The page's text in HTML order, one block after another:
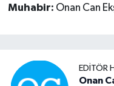
Muhabir: Onan Can
EDITÖR
Onan